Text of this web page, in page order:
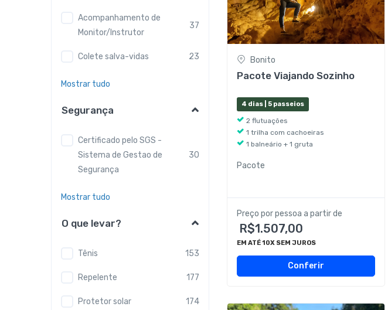
Acompanhamento de
Monitor/Instrutor
37
Colete salva-vidas 23
Mostrar tudo
Segurança
Certificado pelo SGS -
Sistema de Gestao de
Segurança
30
Mostrar tudo
O que levar?
Tênis 153
Repelente 177
Protetor solar 174
Bonito
Pacote Viajando Sozinho
4 dias | 5 passeios
2 flutuações
1 trilha com cachoeiras
1 balneário + 1 gruta
Pacote
Preço por pessoa a partir de
R$1.507,00
EM ATÉ 10X SEM JUROS
Conferir